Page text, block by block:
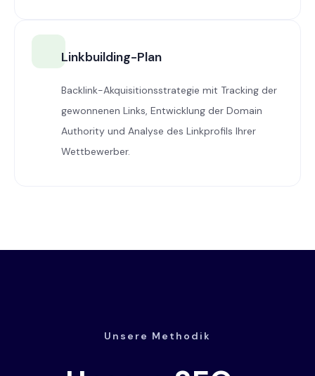
Linkbuilding-Plan
Backlink-Akquisitionsstrategie mit Tracking der
gewonnenen Links, Entwicklung der Domain
Authority und Analyse des Linkprofils Ihrer
Wettbewerber.
Unsere Methodik